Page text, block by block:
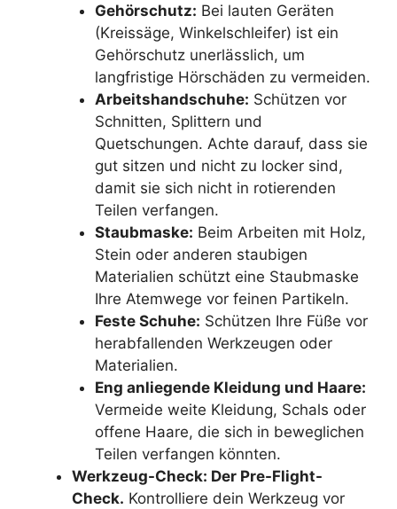
Gehörschutz: Bei lauten Geräten
(Kreissäge, Winkelschleifer) ist ein
Gehörschutz unerlässlich, um
langfristige Hörschäden zu vermeiden.
Arbeitshandschuhe: Schützen vor
Schnitten, Splittern und
Quetschungen. Achte darauf, dass sie
gut sitzen und nicht zu locker sind,
damit sie sich nicht in rotierenden
Teilen verfangen.
Staubmaske: Beim Arbeiten mit Holz,
Stein oder anderen staubigen
Materialien schützt eine Staubmaske
Ihre Atemwege vor feinen Partikeln.
Feste Schuhe: Schützen Ihre Füße vor
herabfallenden Werkzeugen oder
Materialien.
Eng anliegende Kleidung und Haare:
Vermeide weite Kleidung, Schals oder
offene Haare, die sich in beweglichen
Teilen verfangen könnten.
Werkzeug-Check: Der Pre-Flight-
Check. Kontrolliere dein Werkzeug vor